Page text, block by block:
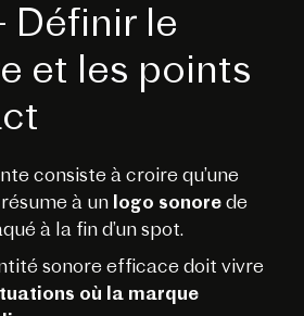
Définir le
et les points
consiste à croire qu’une
à un logo sonore de
à la fin d’un spot.
sonore efficace doit vivre
où la marque